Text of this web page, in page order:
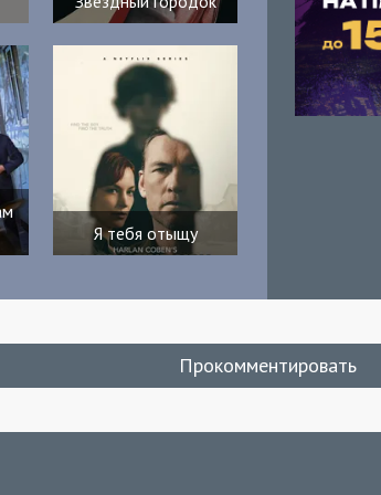
Я тебя отыщу
Прокомментировать